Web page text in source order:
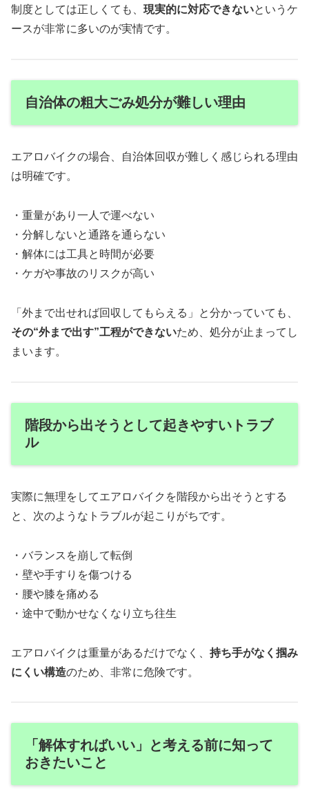
制度としては正しくても、 現実的に対応できないというケ
ースが非常に多いのが実情です。
自治体の粗大ごみ処分が難しい理由
エアロバイクの場合、自治体回収が難しく感じられる理由
は明確です。
・重量があり一人で運べない
・分解しないと通路を通らない
・解体には工具と時間が必要
・ケガや事故のリスクが高い
「外まで出せれば回収してもらえる」と分かっていても、
その“外まで出す”工程ができないため、処分が止まってし
まいます。
階段から出そうとして起きやすいトラブ
ル
実際に無理をしてエアロバイクを階段から出そうとする
と、次のようなトラブルが起こりがちです。
・バランスを崩して転倒
・壁や手すりを傷つける
・腰や膝を痛める
・途中で動かせなくなり立ち往生
エアロバイクは重量があるだけでなく、 持ち手がなく掴み
にくい構造のため、非常に危険です。
「解体すればいい」と考える前に知って
おきたいこと